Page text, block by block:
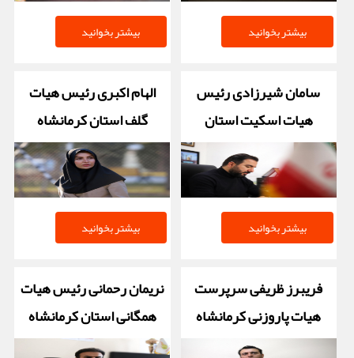
بیشتر بخوانید بیشتر بخوانید
سامان شیرزادی رئیس
هیات اسکیت استان
کرمانشاه
بیشتر بخوانید
الهام اکبری رئیس هیات
گلف استان کرمانشاه
بیشتر بخوانید
فریبرز ظریفی سرپرست
هیات پاروزنی کرمانشاه
نریمان رحمانی رئیس هیات
همگانی استان کرمانشاه